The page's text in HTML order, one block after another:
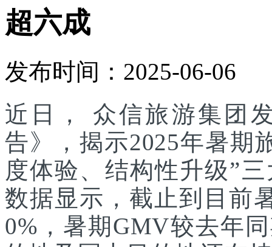
超六成
发布时间：2025-06-06
近日， 众信旅游集团
告》，揭示2025年暑期
度体验、结构性升级”
数据显示，截止到目前
0%，暑期GMV较去年